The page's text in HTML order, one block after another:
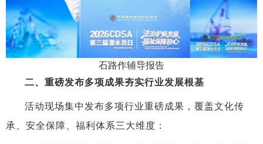
石路作辅导报告
二、重磅发布多项成果夯实行业发展根基
活动现场集中发布多项行业重磅成果，覆盖文化传
承、安全保障、福利体系三大维度：